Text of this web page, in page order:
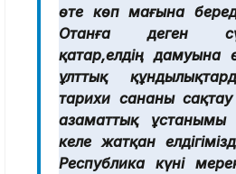
өте көп мағына
Отанға деген
қатар,елдің дамуына
ұлттық
тарихи сананы
азаматтық
келе жатқан
Республика күні